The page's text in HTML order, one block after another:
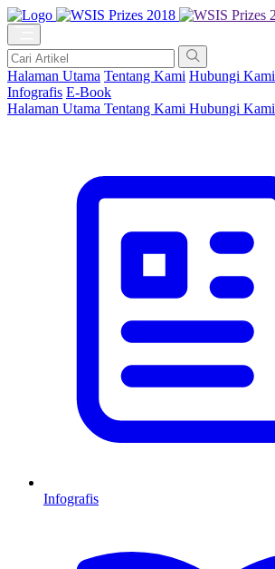
Halaman Utama Tentang Kami Hubungi Kami
Infografis E-Book
Halaman Utama Tentang Kami Hubungi Kami
Infografis